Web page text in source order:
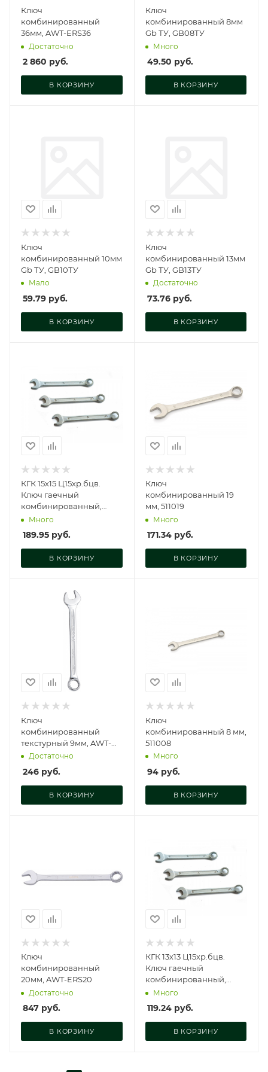
Ключ
комбинированный
36мм, AWT-ERS36
Достаточно
2 860 руб.
В КОРЗИНУ
Ключ
комбинированный 8мм
Gb ТУ, GB08ТУ
Много
49.50 руб.
В КОРЗИНУ
Ключ
комбинированный 10мм
Gb ТУ, GB10ТУ
Мало
59.79 руб.
В КОРЗИНУ
Ключ
комбинированный 13мм
Gb ТУ, GB13ТУ
Достаточно
73.76руб.
В КОРЗИНУ
КГК 15х15 Ц15хр.бцв.
Ключ гаечный
комбинированный,
51544210
Много
189.95 руб.
В КОРЗИНУ
Ключ
комбинированный 19
мм, 511019
Много
171.34руб.
В КОРЗИНУ
Ключ
комбинированный
текстурный 9мм, AWT-
ESF09
Достаточно
246 руб.
В КОРЗИНУ
Ключ
комбинированный 8 мм,
511008
Много
94руб.
В КОРЗИНУ
Ключ
комбинированный
20мм, AWT-ERS20
Достаточно
847 руб.
В КОРЗИНУ
КГК 13х13 Ц15хр.бцв.
Ключ гаечный
комбинированный,
51542210
Много
119.24руб.
В КОРЗИНУ